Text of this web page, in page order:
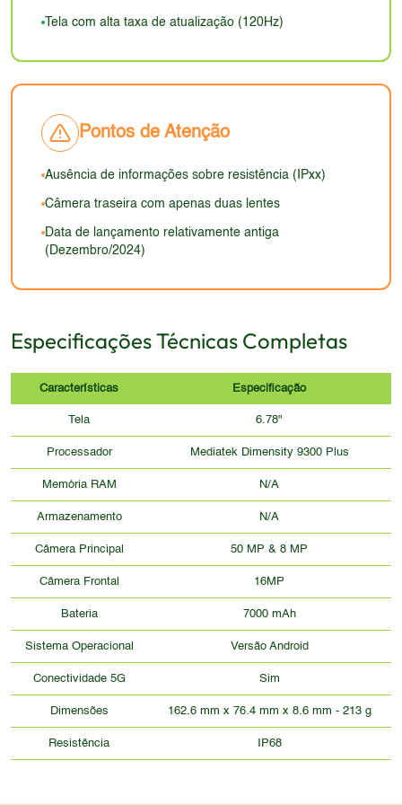
acabamento, provavelmente agradará aos usuários
Tela com alta taxa de atualização (120Hz)
Pontos de Atenção
Ausência de informações sobre resistência (IPxx)
Câmera traseira com apenas duas lentes
Data de lançamento relativamente antiga
(Dezembro/2024)
Especificações Técnicas Completas
Características Especificação
Tela 6.78"
Processador Mediatek Dimensity 9300 Plus
Memória RAM N/A
Armazenamento N/A
Câmera Principal 50 MP & 8 MP
Câmera Frontal 16MP
Bateria 7000 mAh
Sistema Operacional Versão Android
Conectividade 5G Sim
Dimensões 162.6 mm x 76.4 mm x 8.6 mm - 213 g
Resistência IP68